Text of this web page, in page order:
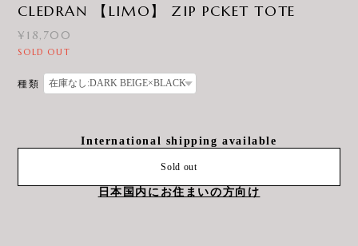
CLEDRAN 【LIMO】 ZIP PCKET TOTE
¥18,700
SOLD OUT
種類
International shipping available
Sold out
日本国内にお住まいの方向け